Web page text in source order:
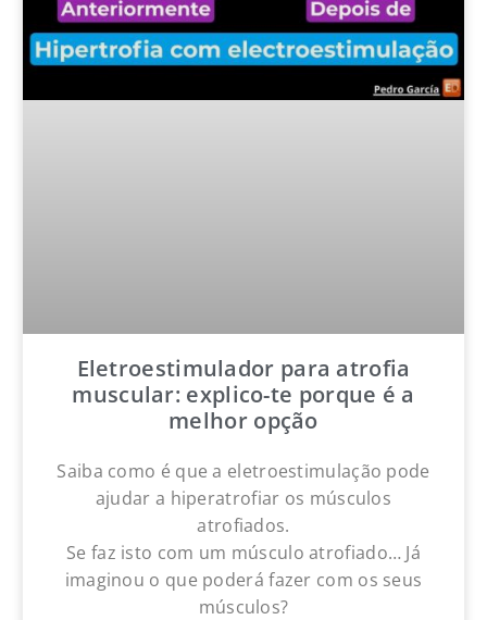
Eletroestimulador para atrofia
muscular: explico-te porque é a
melhor opção
Saiba como é que a eletroestimulação pode
ajudar a hiperatrofiar os músculos
atrofiados.
Se faz isto com um músculo atrofiado… Já
imaginou o que poderá fazer com os seus
músculos?